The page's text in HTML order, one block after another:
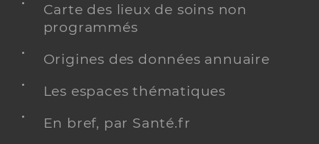
Carte des lieux de soins non
programmés
Origines des données annuaire
Les espaces thématiques
En bref, par Santé.fr